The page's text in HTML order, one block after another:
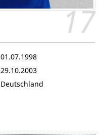
17
01.07.1998
29.10.2003
Deutschland